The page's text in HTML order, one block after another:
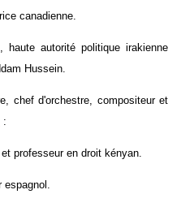
canadienne.
haute autorité politique irakienne
Hussein.
chef d'orchestre, compositeur et
:
professeur en droit kényan.
espagnol.